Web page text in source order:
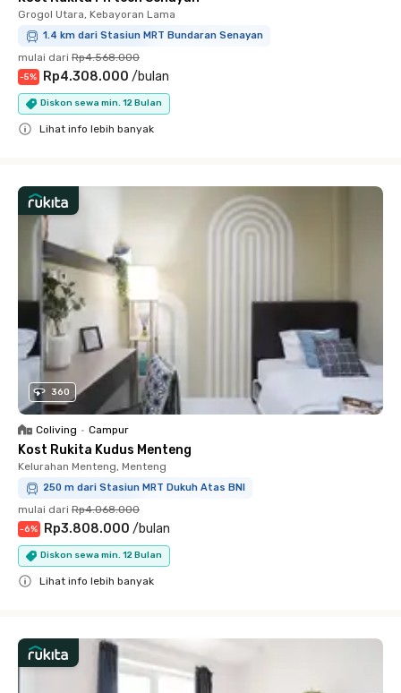
Grogol Utara, Kebayoran Lama
1.4 km dari Stasiun MRT Bundaran Senayan
mulai dari Rp4.568.000
-5% Rp4.308.000 /bulan
Diskon sewa min. 12 Bulan
Lihat info lebih banyak
360
Coliving • Campur
Kost Rukita Kudus Menteng
Kelurahan Menteng, Menteng
250 m dari Stasiun MRT Dukuh Atas BNI
mulai dari Rp4.068.000
-6% Rp3.808.000 /bulan
Diskon sewa min. 12 Bulan
Lihat info lebih banyak